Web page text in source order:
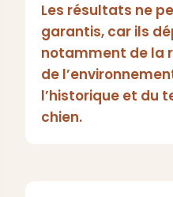
Les résultats ne
garantis, car ils
notamment de la
de
l’historique et du
chien.